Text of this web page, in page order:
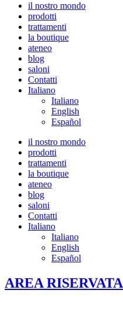
il nostro mondo
prodotti
trattamenti
la boutique
ateneo
blog
saloni
Contatti
Italiano
Italiano
English
Español
il nostro mondo
prodotti
trattamenti
la boutique
ateneo
blog
saloni
Contatti
Italiano
Italiano
English
Español
AREA RISERVATA